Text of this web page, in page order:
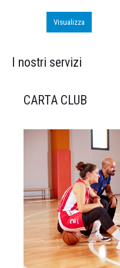
Visualizza
I nostri servizi
CARTA CLUB